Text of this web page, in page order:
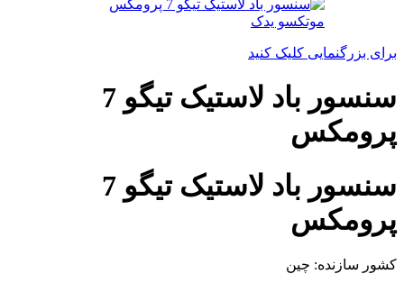
برای بزرگنمایی کلیک کنید
سنسور باد لاستیک تیگو 7
پرومکس
سنسور باد لاستیک تیگو 7
پرومکس
کشور سازنده: چین